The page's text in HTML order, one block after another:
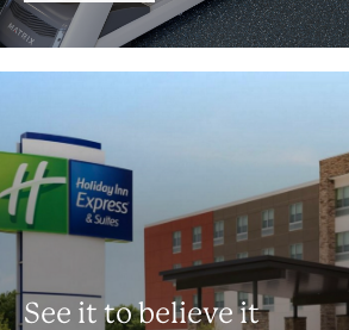
See it to believe it